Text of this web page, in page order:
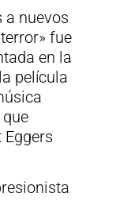
nuevos
fue
en la
película
que